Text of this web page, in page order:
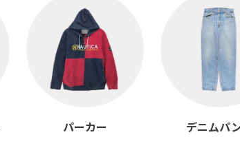
パーカー デニムパ